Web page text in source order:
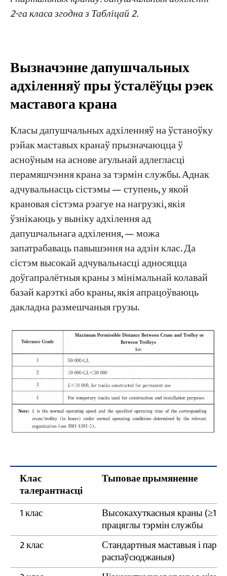
2-га класа згодна з Табліцай 2.
Вызначэнне дапушчальных
адхіленняў пры ўсталёўцы рэек
маставога крана
Класы дапушчальных адхіленняў на ўстаноўку
рэйак маставых кранаў прызначаюцца ў
асноўным на аснове агульнай адлегласці
перамяшчэння крана за тэрмін службы. Аднак
адчувальнасць сістэмы — ступень, у якой
крановая сістэма рэагуе на нагрузкі, якія
ўзнікаюць у выніку адхілення ад
дапушчальнага адхілення, — можа
запатрабаваць павышэння на адзін клас. Да
сістэм высокай адчувальнасці адносяцца
доўгапралётныя краны з мінімальнай колавай
базай карэткі або краны, якія апрацоўваюць
дакладна размешчаныя грузы.
Клас
талерантнасці
Тыповае прымяненне
1 клас Высокахуткасныя краны
працяглы тэрмін службы
2 клас
Стандартныя маставыя і
распаўсюджаныя)